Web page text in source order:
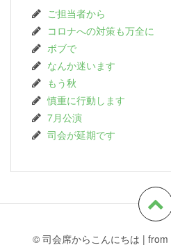
ご担当者から
コロナへの対策も万全に
ボブで
なんか迷います
もう秋
慎重に行動します
7月公演
司会が延期です
© 司会席からこんにちは | from